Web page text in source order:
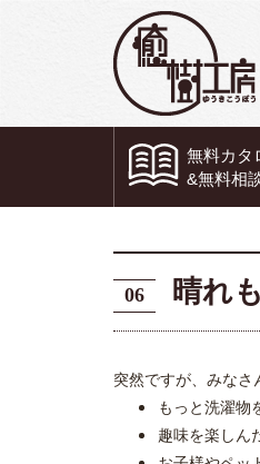
無料カタ
&無料相
06 晴れ
突然ですが、みな
もっと洗濯物
趣味を楽しん